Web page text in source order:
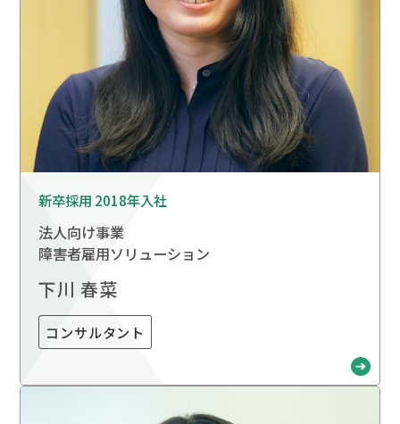
新卒採用 2018年入社
法人向け事業
障害者雇用ソリューション
下川 春菜
コンサルタント